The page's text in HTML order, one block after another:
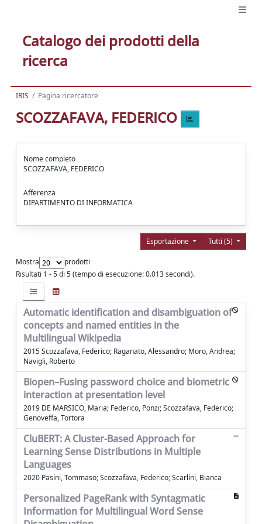
Catalogo dei prodotti della
ricerca
IRIS Pagina ricercatore
SCOZZAFAVA, FEDERICO
Nome completo
SCOZZAFAVA, FEDERICO
Afferenza
DIPARTIMENTO DI INFORMATICA
Tutti (5)
Esportazione
Mostra
prodotti
Risultati 1 - 5 di 5 (tempo di esecuzione: 0.013 secondi).
Automatic identification and disambiguation of
concepts and named entities in the
Multilingual Wikipedia
2015 Scozzafava, Federico; Raganato, Alessandro; Moro, Andrea;
Navigli, Roberto
Biopen–Fusing password choice and biometric
interaction at presentation level
2019 DE MARSICO, Maria; Federico, Ponzi; Scozzafava, Federico;
Genoveffa, Tortora
CluBERT: A Cluster-Based Approach for
Learning Sense Distributions in Multiple
Languages
2020 Pasini, Tommaso; Scozzafava, Federico; Scarlini, Bianca
Personalized PageRank with Syntagmatic
Information for Multilingual Word Sense